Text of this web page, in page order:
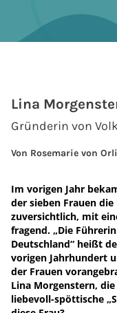
Lina
Gründerin von
Von Rosemarie von
Im vorigen Jahr
der sieben Frauen
zuversichtlich, mit
fragend. „Die
Deutschland“ heißt
vorigen Jahrhundert
der Frauen
Lina Morgenstern,
liebevoll-spöttische